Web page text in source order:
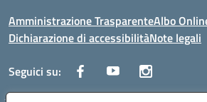
Amministrazione TrasparenteAlbo
Dichiarazione di accessibilitàNote legali
Seguici su: